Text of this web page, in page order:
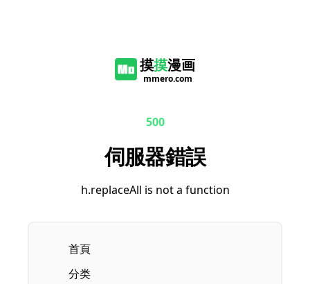
摸摸漫画
mmero.com
500
伺服器錯誤
h.replaceAll is not a function
首頁
分类